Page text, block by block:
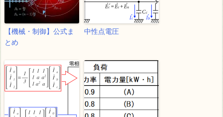
【機械・制御】公式ま
とめ
中性点電圧